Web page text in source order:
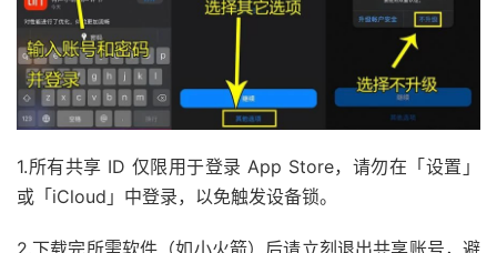
1.所有共享 ID 仅限用于登录 App Store，请勿在「设置」
或「iCloud」中登录，以免触发设备锁。
2.下载完所需软件（如小火箭）后请立刻退出共享账号，避